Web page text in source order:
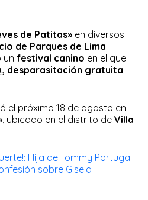
de Patitas» en diversos
de Parques de Lima
un festival canino en el que
y desparasitación gratuita
el próximo 18 de agosto en
, ubicado en el distrito deVilla
Hija de Tommy Portugal
sobre Gisela